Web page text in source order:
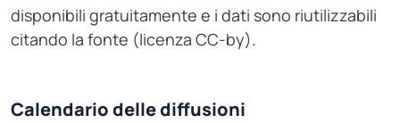
disponibili gratuitamente e i dati sono riutilizzabili
citando la fonte (licenza CC-by).
Calendario delle diffusioni